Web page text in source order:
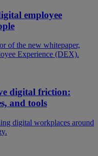
employee
of the new whitepaper,
Experience (DEX).
digital friction:
and tools
digital workplaces around